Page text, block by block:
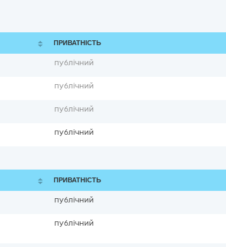
ПРИВАТНІСТЬ
публічний
публічний
публічний
публічний
ПРИВАТНІСТЬ
публічний
публічний